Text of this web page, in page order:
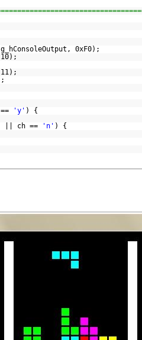
0xF0);
'y' ) {
|| ch == 'n' ) {